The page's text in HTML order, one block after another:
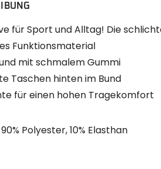
für Sport und Alltag! Die
Funktionsmaterial
mit schmalem Gummi
Taschen hinten im Bund
für einen hohen Tragekomfort
Polyester, 10% Elasthan